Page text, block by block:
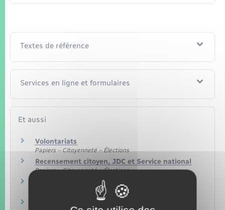
Textes de référence
Services en ligne et formulaires
Et aussi
Volontariats
Papiers – Citoyenneté – Élections
Recensement citoyen, JDC et Service national
Papiers – Citoyenneté – Élections
Volontariat dans les armées
Papiers – Citoyenneté – Élections
Formation des jeunes : établissement pour